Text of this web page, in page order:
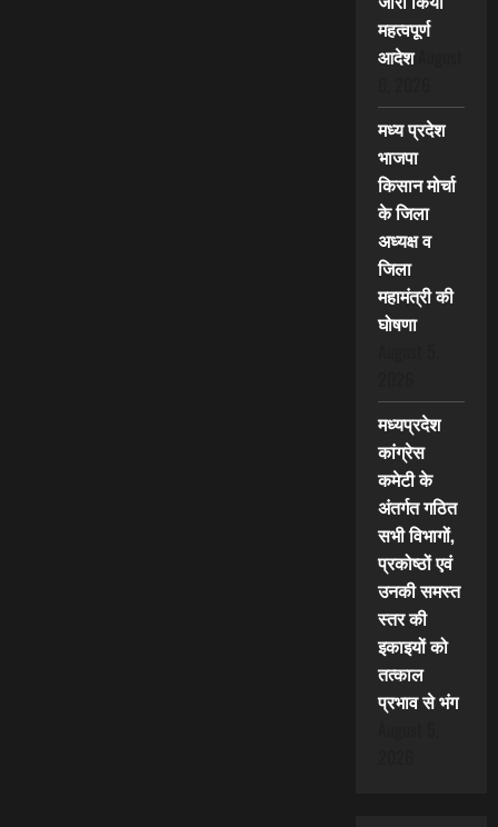
महत्वपूर्ण
आदेश
मध्य प्रदेश
भाजपा
किसान मोर्चा
के जिला
अध्यक्ष व
जिला
महामंत्री की
घोषणा
मध्यप्रदेश
कांग्रेस
कमेटी के
अंतर्गत गठित
सभी विभागों,
प्रकोष्ठों एवं
उनकी समस्त
स्तर की
इकाइयों को
तत्काल
प्रभाव से भंग